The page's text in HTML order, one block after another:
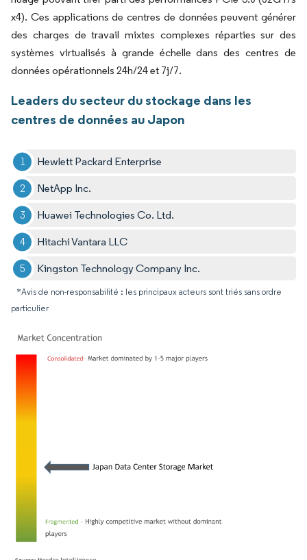
x4). Ces applications de centres de données peuvent générer
des charges de travail mixtes complexes réparties sur des
systèmes virtualisés à grande échelle dans des centres de
données opérationnels 24h/24 et 7j/7.
Leaders du secteur du stockage dans les
centres de données au Japon
Hewlett Packard Enterprise
NetApp Inc.
Huawei Technologies Co. Ltd.
Hitachi Vantara LLC
Kingston Technology Company Inc.
*Avis de non-responsabilité : les principaux acteurs sont triés sans ordre
particulier